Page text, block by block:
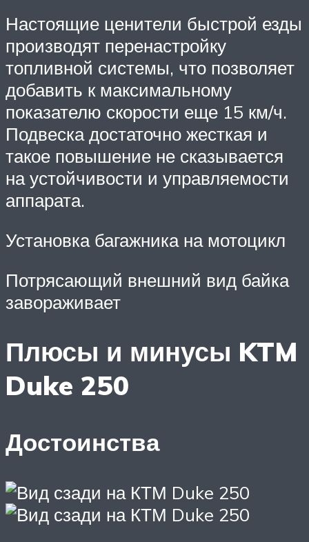
Настоящие ценители быстрой езды
производят перенастройку
топливной системы, что позволяет
добавить к максимальному
показателю скорости еще 15 км/ч.
Подвеска достаточно жесткая и
такое повышение не сказывается
на устойчивости и управляемости
аппарата.
Установка багажника на мотоцикл
Потрясающий внешний вид байка
завораживает
Плюсы и минусы KTM
Duke 250
Достоинства